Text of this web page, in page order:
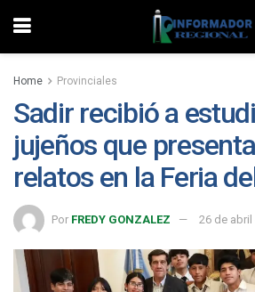
Home Provinciales
Sadir recibió a
jujeños que
relatos en la Feria
Por FREDY GONZALEZ 26 de abril